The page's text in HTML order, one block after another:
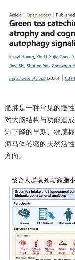
肥胖是一种常见的慢
对大脑结构与功能造
知下降的早期、敏感
海马体萎缩的天然活
方向。